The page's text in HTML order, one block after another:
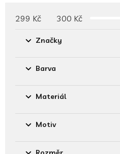
299 Kč 300 Kč
Značky
Barva
Materiál
Motiv